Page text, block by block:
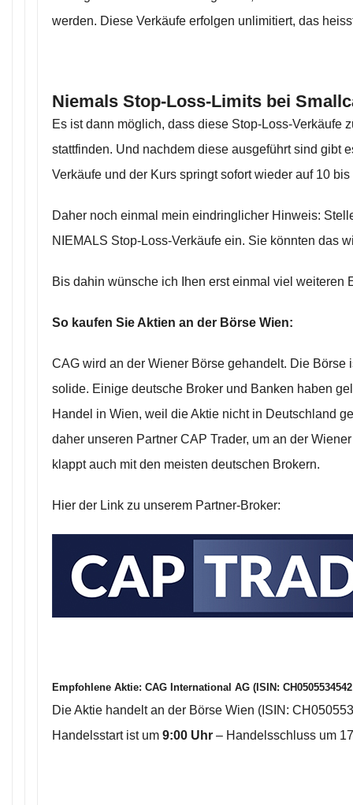
werden. Diese Verkäufe erfolgen unlimitiert, das
Niemals Stop-Loss-Limits bei
Es ist dann möglich, dass diese Stop-Loss-Verkäufe
stattfinden. Und nachdem diese ausgeführt sind gibt
Verkäufe und der Kurs springt sofort wieder auf 10
Daher noch einmal mein eindringlicher Hinweis:
NIEMALS Stop-Loss-Verkäufe ein. Sie könnten das
Bis dahin wünsche ich Ihen erst einmal viel weiteren
So kaufen Sie Aktien an der Börse Wien:
CAG wird an der Wiener Börse gehandelt. Die Börse
solide. Einige deutsche Broker und Banken haben
Handel in Wien, weil die Aktie nicht in Deutschland
daher unseren Partner CAP Trader, um an der
klappt auch mit den meisten deutschen Brokern.
Hier der Link zu unserem Partner-Broker:
Empfohlene Aktie: CAG International AG (ISIN:
Die Aktie handelt an der Börse Wien (ISIN:
Handelsstart ist um 9:00 Uhr – Handelsschluss um